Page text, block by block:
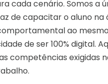
cada cenário. Somos a
de capacitar o aluno na
ao
de ser 100% digital.
competências exigidas